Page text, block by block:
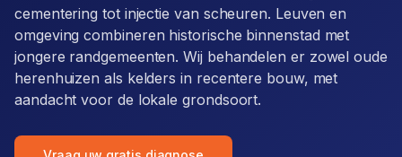
cementering tot injectie van scheuren. Leuven en
omgeving combineren historische binnenstad met
jongere randgemeenten. Wij behandelen er zowel oude
herenhuizen als kelders in recentere bouw, met
aandacht voor de lokale grondsoort.